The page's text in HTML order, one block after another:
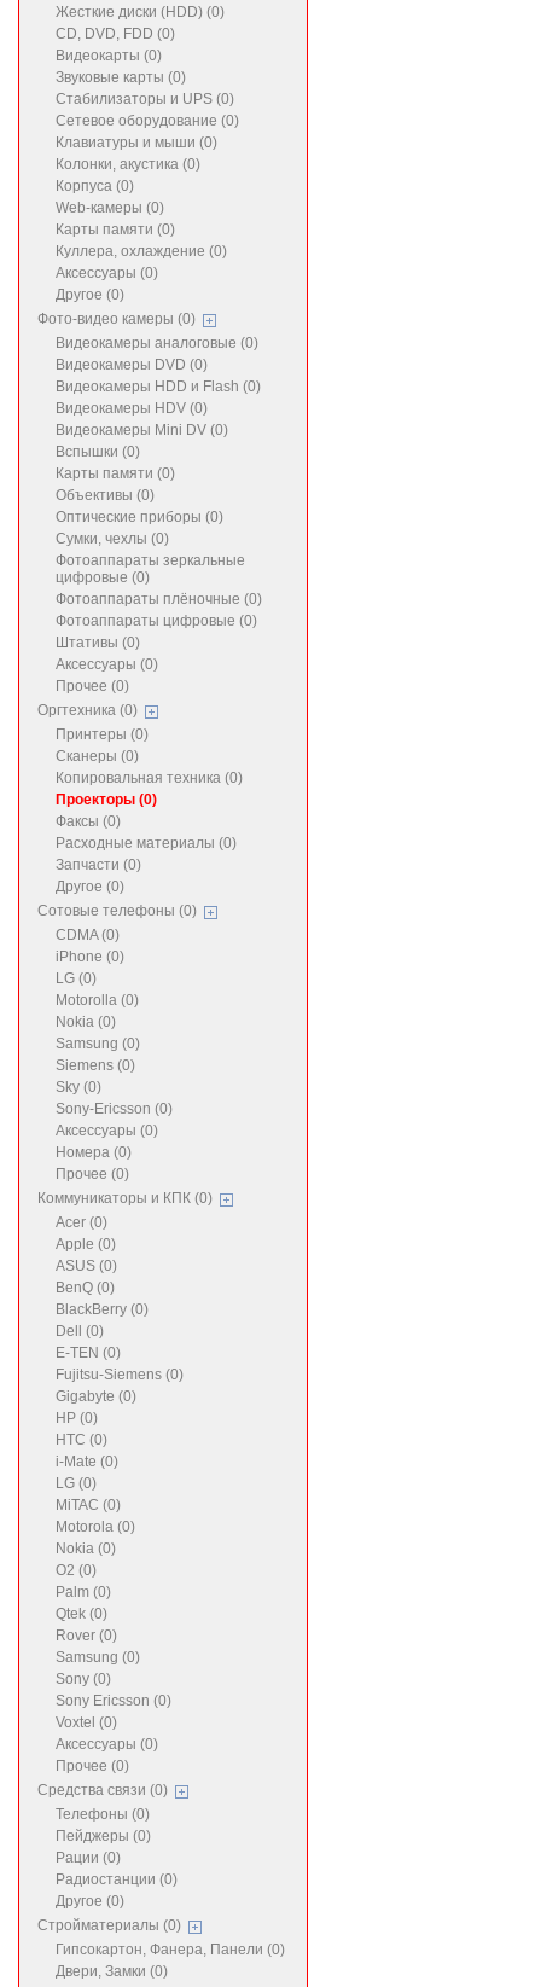
Жесткие диски (HDD) (0)
CD, DVD, FDD (0)
Видеокарты (0)
Звуковые карты (0)
Стабилизаторы и UPS (0)
Сетевое оборудование (0)
Клавиатуры и мыши (0)
Колонки, акустика (0)
Корпуса (0)
Web-камеры (0)
Карты памяти (0)
Куллера, охлаждение (0)
Аксессуары (0)
Другое (0)
Фото-видео камеры (0)
Видеокамеры аналоговые (0)
Видеокамеры DVD (0)
Видеокамеры HDD и Flash (0)
Видеокамеры HDV (0)
Видеокамеры Mini DV (0)
Вспышки (0)
Карты памяти (0)
Объективы (0)
Оптические приборы (0)
Сумки, чехлы (0)
Фотоаппараты зеркальные
цифровые (0)
Фотоаппараты плёночные (0)
Фотоаппараты цифровые (0)
Штативы (0)
Аксессуары (0)
Прочее (0)
Оргтехника (0)
Принтеры (0)
Сканеры (0)
Копировальная техника (0)
Проекторы (0)
Факсы (0)
Расходные материалы (0)
Запчасти (0)
Другое (0)
Сотовые телефоны (0)
CDMA (0)
iPhone (0)
LG (0)
Motorolla (0)
Nokia (0)
Samsung (0)
Siemens (0)
Sky (0)
Sony-Ericsson (0)
Аксессуары (0)
Номера (0)
Прочее (0)
Коммуникаторы и КПК (0)
Acer (0)
Apple (0)
ASUS (0)
BenQ (0)
BlackBerry (0)
Dell (0)
E-TEN (0)
Fujitsu-Siemens (0)
Gigabyte (0)
HP (0)
HTC (0)
i-Mate (0)
LG (0)
MiTAC (0)
Motorola (0)
Nokia (0)
O2 (0)
Palm (0)
Qtek (0)
Rover (0)
Samsung (0)
Sony (0)
Sony Ericsson (0)
Voxtel (0)
Аксессуары (0)
Прочее (0)
Средства связи (0)
Телефоны (0)
Пейджеры (0)
Рации (0)
Радиостанции (0)
Другое (0)
Стройматериалы (0)
Гипсокартон, Фанера, Панели (0)
Двери, Замки (0)